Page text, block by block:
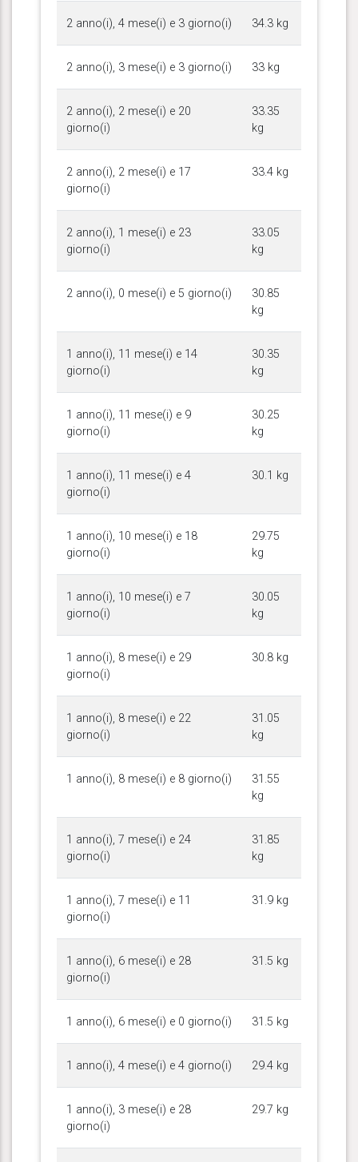
2 anno(i), 4 mese(i) e 3 giorno(i) 34.3 kg
2 anno(i), 3 mese(i) e 3 giorno(i) 33 kg
2 anno(i), 2 mese(i) e 20
giorno(i)
33.35
kg
2 anno(i), 2 mese(i) e 17
giorno(i)
33.4 kg
2 anno(i), 1 mese(i) e 23
giorno(i)
33.05
kg
2 anno(i), 0 mese(i) e 5 giorno(i)
30.85
kg
1 anno(i), 11 mese(i) e 14
giorno(i)
30.35
kg
1 anno(i), 11 mese(i) e 9
giorno(i)
30.25
kg
1 anno(i), 11 mese(i) e 4
giorno(i)
30.1 kg
1 anno(i), 10 mese(i) e 18
giorno(i)
29.75
kg
1 anno(i), 10 mese(i) e 7
giorno(i)
30.05
kg
1 anno(i), 8 mese(i) e 29
giorno(i)
30.8 kg
1 anno(i), 8 mese(i) e 22
giorno(i)
31.05
kg
1 anno(i), 8 mese(i) e 8 giorno(i)
31.55
kg
1 anno(i), 7 mese(i) e 24
giorno(i)
31.85
kg
1 anno(i), 7 mese(i) e 11
giorno(i)
31.9 kg
1 anno(i), 6 mese(i) e 28
giorno(i)
31.5 kg
1 anno(i), 6 mese(i) e 0 giorno(i) 31.5 kg
1 anno(i), 4 mese(i) e 4 giorno(i) 29.4 kg
1 anno(i), 3 mese(i) e 28
giorno(i)
29.7 kg